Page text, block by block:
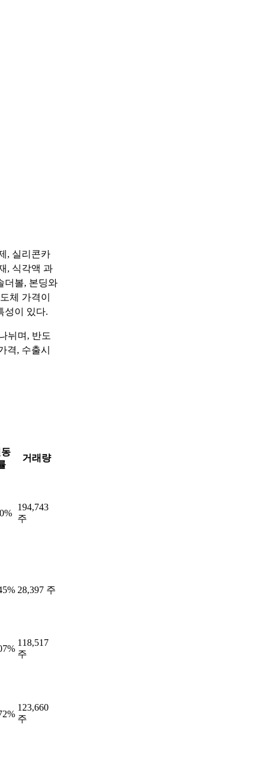
, 실리콘카
, 식각액 과
더볼, 본딩와
체 가격이
성이 있다.
뉘며, 반도
격, 수출시
거래량
194,743
주
28,397 주
118,517
주
123,660
주